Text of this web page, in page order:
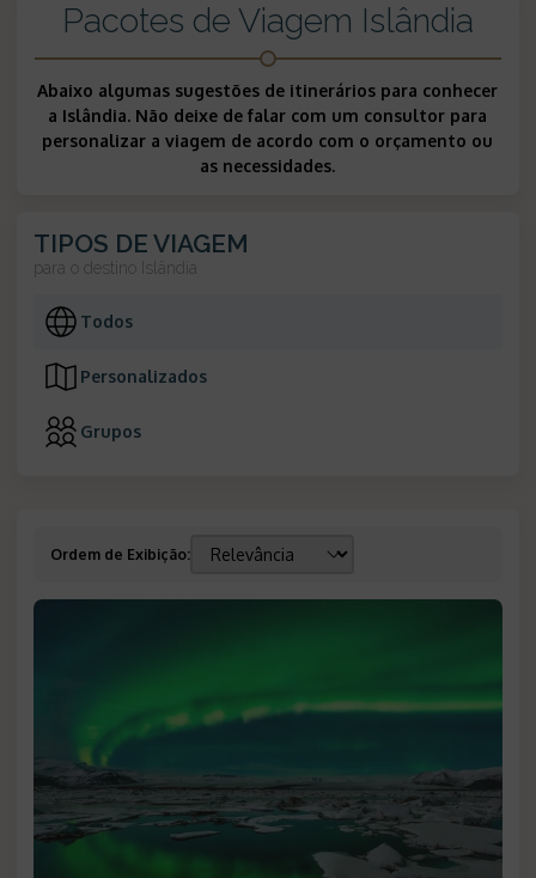
Pacotes de Viagem Islândia
Abaixo algumas sugestões de itinerários para conhecer
a Islândia. Não deixe de falar com um consultor para
personalizar a viagem de acordo com o orçamento ou
as necessidades.
TIPOS DE VIAGEM
para o destino Islândia
Todos
Personalizados
Grupos
Ordem de Exibição: